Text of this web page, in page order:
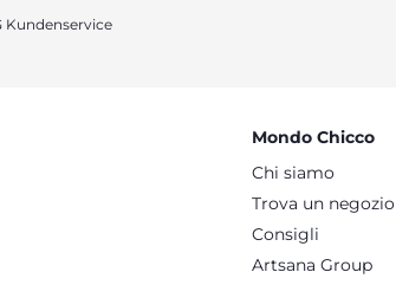
Kundenservice
Mondo Chicco
Chi siamo
Trova un negozio
Consigli
Artsana Group